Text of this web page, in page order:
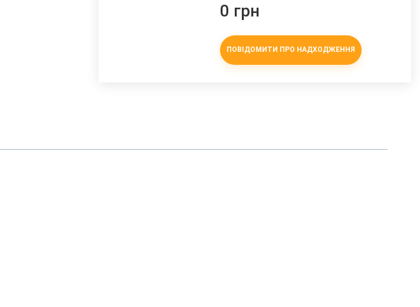
0 грн
ПОВІДОМИТИ ПРО НАДХОДЖЕННЯ